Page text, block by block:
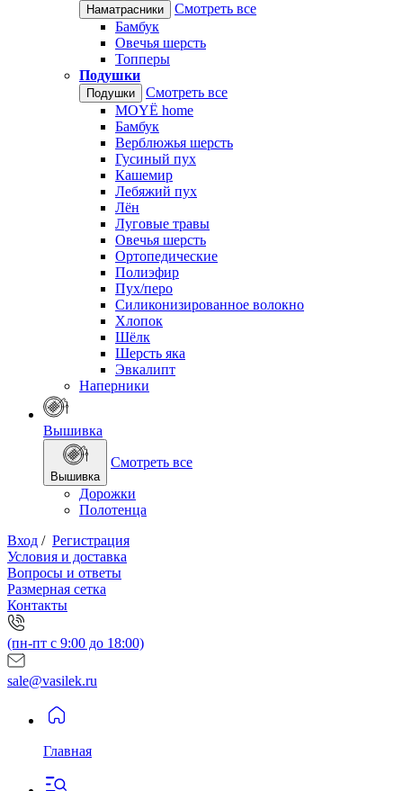
Наматрасники
Смотреть все
Бамбук
Овечья шерсть
Топперы
Подушки
Подушки
Смотреть все
MOYЁ home
Бамбук
Верблюжья шерсть
Гусиный пух
Кашемир
Лебяжий пух
Лён
Луговые травы
Овечья шерсть
Ортопедические
Полиэфир
Пух/перо
Силиконизированное волокно
Хлопок
Шёлк
Шерсть яка
Эвкалипт
Наперники
Вышивка
Вышивка
Смотреть все
Дорожки
Полотенца
Вход / Регистрация
Условия и доставка
Вопросы и ответы
Размерная сетка
Контакты
(пн-пт с 9:00 до 18:00)
sale@vasilek.ru
Главная